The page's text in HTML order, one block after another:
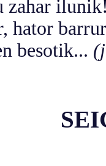
ilunik!